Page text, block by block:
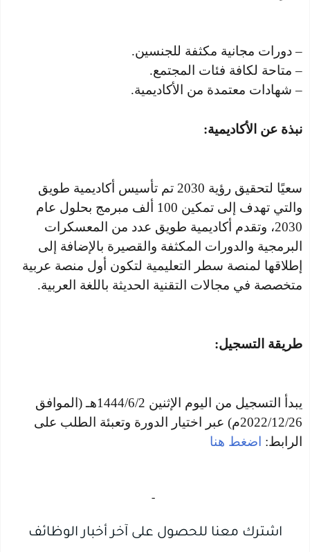
– دورات مجانية مكثفة للجنسين.
– متاحة لكافة فئات المجتمع.
– شهادات معتمدة من الأكاديمية.
نبذة عن الأكاديمية:
سعيًا لتحقيق رؤية 2030 تم تأسيس أكاديمية طويق
والتي تهدف إلى تمكين 100 ألف مبرمج بحلول عام
2030، وتقدم أكاديمية طويق عدد من المعسكرات
البرمجية والدورات المكثفة والقصيرة بالإضافة إلى
إطلاقها لمنصة سطر التعليمية لتكون أول منصة عربية
متخصصة في مجالات التقنية الحديثة باللغة العربية.
طريقة التسجيل:
يبدأ التسجيل من اليوم الإثنين 1444/6/2هـ (الموافق
2022/12/26م) عبر اختيار الدورة وتعبئة الطلب على
الرابط: اضغط هنا
-‏
اشترك معنا للحصول على آخر أخبار الوظائف